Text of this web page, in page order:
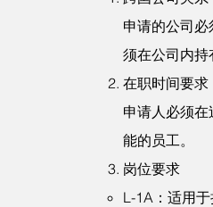
申请的公司
须在公司内持
在职时间要求
申请人必须
能的员工。
岗位要求
L-1A：适用